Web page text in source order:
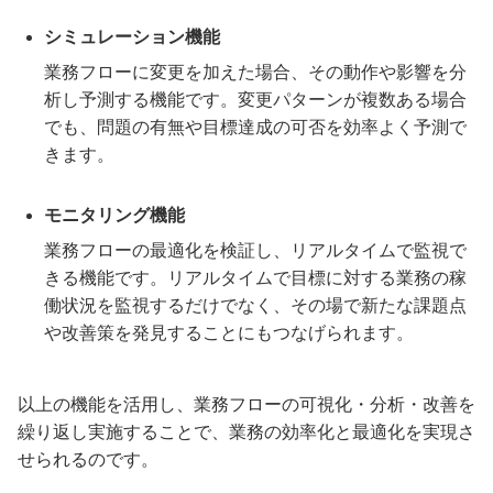
シミュレーション機能
業務フローに変更を加えた場合、その動作や影響を分
析し予測する機能です。変更パターンが複数ある場合
でも、問題の有無や目標達成の可否を効率よく予測で
きます。
モニタリング機能
業務フローの最適化を検証し、リアルタイムで監視で
きる機能です。リアルタイムで目標に対する業務の稼
働状況を監視するだけでなく、その場で新たな課題点
や改善策を発見することにもつなげられます。
以上の機能を活用し、業務フローの可視化・分析・改善を
繰り返し実施することで、業務の効率化と最適化を実現さ
せられるのです。